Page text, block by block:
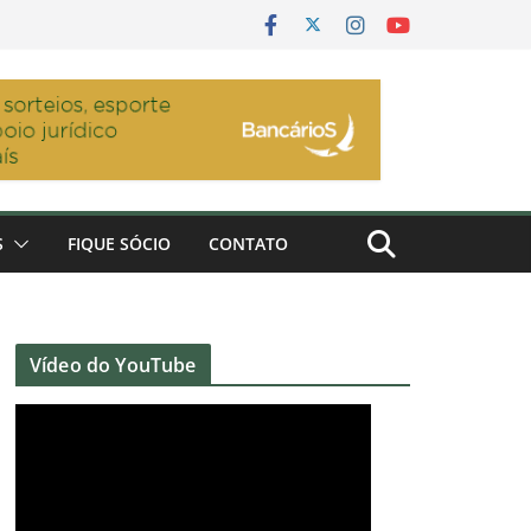
FIQUE SÓCIO CONTATO
Vídeo do YouTube